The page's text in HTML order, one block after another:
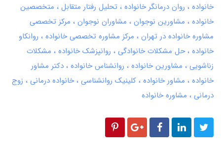
خانواده
روان درمانگر خانواده تحلیل رفتار متقابل
متخصصین
خانواده
مشاورین نوجوان مشاوران نوجوان
مرکز تخصصی
مشاوره خانواده در تهران
مرکز مشاوره تخصصی خانواده
روانکاو
خانواده حل مشکلات خانوادگی روانپزشک خانواده
مشکلات
زناشویی
مشاورین خانواده روانشناس خانواده دکتر مشاور
خانواده
مشاور خانواده کلینیک روانشناسی خانواده درمانی
زوج
درمانی
مشاوره خانواده